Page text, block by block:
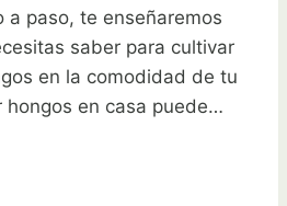
a paso, te enseñaremos
saber para cultivar
en la comodidad de tu
hongos en casa puede…